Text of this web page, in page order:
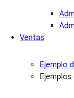
Ventas
Ejemplo